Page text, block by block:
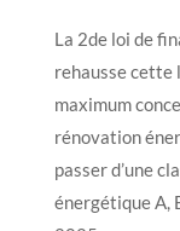
La 2de loi de
rehausse cette
maximum
rénovation
passer d’une
énergétique A,